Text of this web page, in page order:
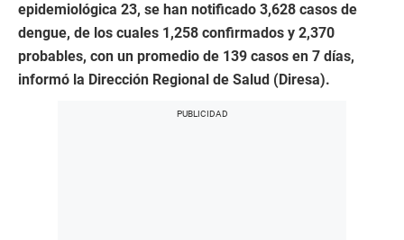
epidemiológica 23, se han notificado 3,628 casos de
dengue, de los cuales 1,258 confirmados y 2,370
probables, con un promedio de 139 casos en 7 días,
informó la Dirección Regional de Salud (Diresa).